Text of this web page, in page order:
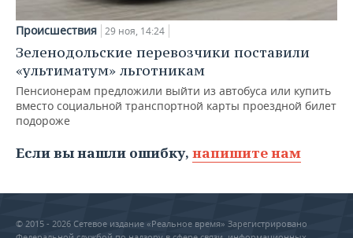
Происшествия 29 ноя, 14:24
Зеленодольские перевозчики поставили
«ультиматум» льготникам
Пенсионерам предложили выйти из автобуса или купить
вместо социальной транспортной карты проездной билет
подороже
Если вы нашли ошибку, напишите нам
© 2015 - 2026 Сетевое издание «Реальное время» Зарегистрировано